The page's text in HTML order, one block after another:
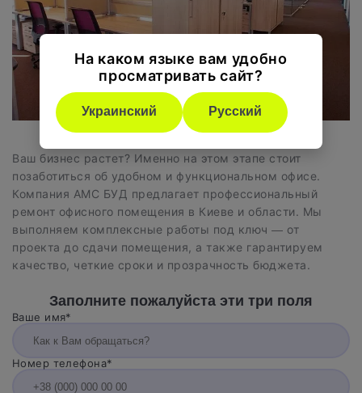
Ваш бизнес растет? Именно на этом этапе стоит
позаботиться об удобном и функциональном офисе.
Компания АМС БУД предлагает профессиональный
ремонт офисного помещения в Киеве и области. Мы
выполняем комплексные работы под ключ — от
проекта до сдачи помещения, а также гарантируем
качество, четкие сроки и прозрачность бюджета.
Заполните пожалуйста эти три поля
Ваше имя*
Номер телефона*
На каком языке вам удобно
просматривать сайт?
Украинский Русский